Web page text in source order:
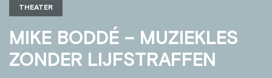
THEATER
MIKE BODDÉ – MUZIEKLES
ZONDER LIJFSTRAFFEN